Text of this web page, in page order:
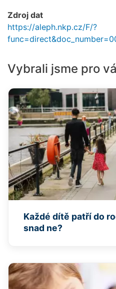
Zdroj dat
https://aleph.nkp.cz/F/?
Vybrali jsme pro
Každé dítě patří do
snad ne?